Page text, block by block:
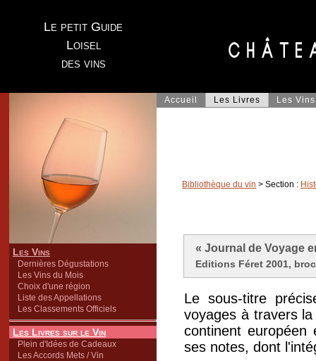
Le petit Guide
Loisel
des vins
Les Vins
Dernières Dégustations
Les Vins du Mois
Choix d'une région
Liste des Appellations
Les Classements Officiels
Les Livres sur le Vin
Plein d'Idées de Cadeaux
Les Accords Mets / Vin
Accueil Les Livres Les Vins
Bibliothèque du vin > Section :
« Journal de Voyage
Editions Féret 2001,
Le sous-titre
voyages à travers
continent européen
ses notes, dont